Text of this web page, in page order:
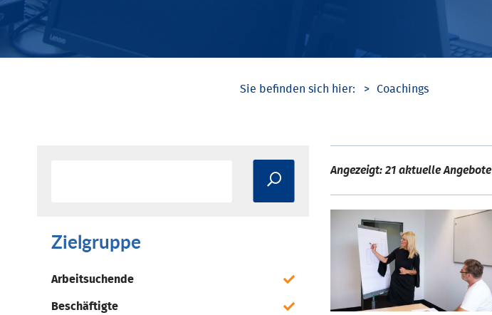
Coachings
Zielgruppe
Arbeitsuchende
Beschäftigte
Angezeigt: 21 aktuelle Angebote